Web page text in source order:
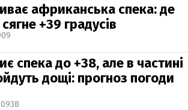
африканська спека: де
+39 градусів
спека до +38, але в частині
дощі: прогноз погоди